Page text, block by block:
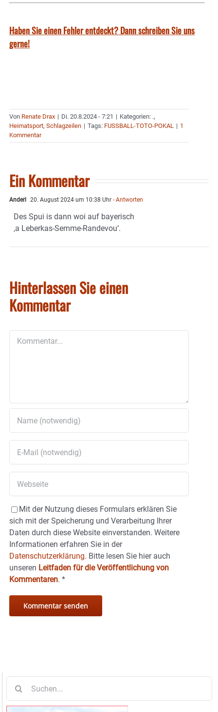
Haben Sie einen Fehler entdeckt? Dann schreiben Sie uns
gerne!
Von Renate Drax | Di. 20.8.2024 - 7:21 | Kategorien: .,
Heimatsport, Schlagzeilen | Tags: FUSSBALL-TOTO-POKAL | 1
Kommentar
Ein Kommentar
Anderl 20. August 2024 um 10:38 Uhr - Antworten
Des Spui is dann woi auf bayerisch
‚a Leberkas-Semme-Randevou‘.
Hinterlassen Sie einen
Kommentar
Mit der Nutzung dieses Formulars erklären Sie
sich mit der Speicherung und Verarbeitung Ihrer
Daten durch diese Website einverstanden. Weitere
Informationen erfahren Sie in der
Datenschutzerklärung. Bitte lesen Sie hier auch
unseren Leitfaden für die Veröffentlichung von
Kommentaren. *
nach: